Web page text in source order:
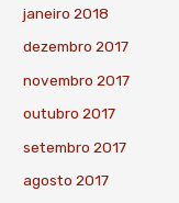
janeiro 2018
dezembro 2017
novembro 2017
outubro 2017
setembro 2017
agosto 2017